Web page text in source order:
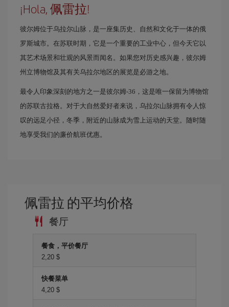
¡Hola, 佩雷拉!
彼尔姆位于乌拉尔山脉，是一座集历史、自然和文化于一体的俄
罗斯城市。在苏联时期，它是一个重要的工业中心，但今天它以
其艺术场景和壮观的风景而闻名。如果您对历史感兴趣，彼尔姆
州立博物馆及其有关乌拉尔地区的展览是必游之地。
最令人印象深刻的地方之一是彼尔姆-36，这是唯一保留为博物馆
的苏联古拉格。对于大自然爱好者来说，乌拉尔山脉拥有令人惊
叹的远足小径，冬季，附近的山脉成为雪上运动的天堂。随时随
地享受我们的廉价航班优惠。
佩雷拉 的平均价格
餐厅
餐食，平价餐厅
2,20 $
快餐菜单
4,20 $